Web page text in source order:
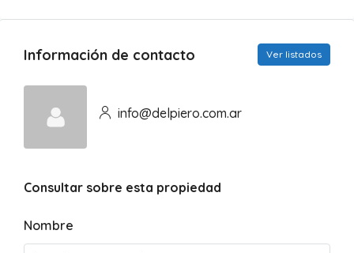
Información de contacto Ver listados
info@delpiero.com.ar
Consultar sobre esta propiedad
Nombre